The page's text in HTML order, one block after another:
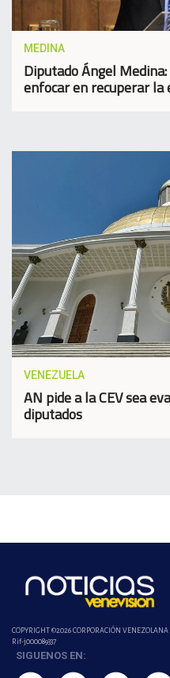
MEDINA
Diputado Ángel
enfocar en recuperar la
VENEZUELA
AN pide a la CEV sea
diputados
COPYRIGHT ©2026 CORPORACIÓN
Rif-j000089337
SIGUENOS EN: